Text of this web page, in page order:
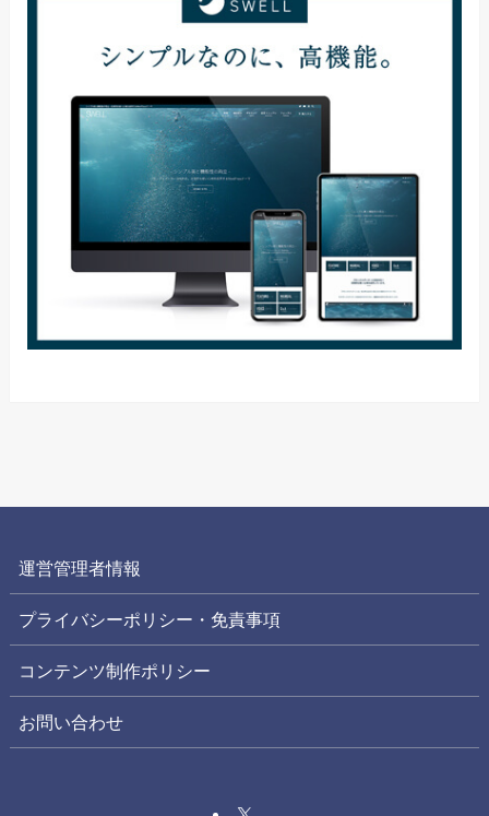
運営管理者情報
プライバシーポリシー・免責事項
コンテンツ制作ポリシー
お問い合わせ